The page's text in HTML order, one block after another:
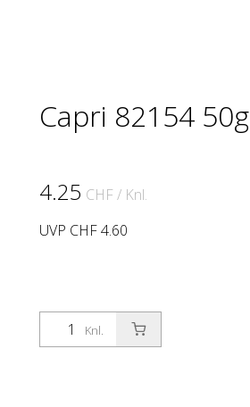
Capri 82154 50g
4.25 CHF / Knl.
UVP CHF 4.60
Knl.